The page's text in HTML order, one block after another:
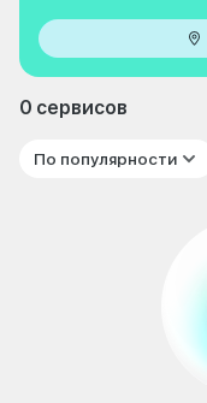
0 сервисов
По популярности